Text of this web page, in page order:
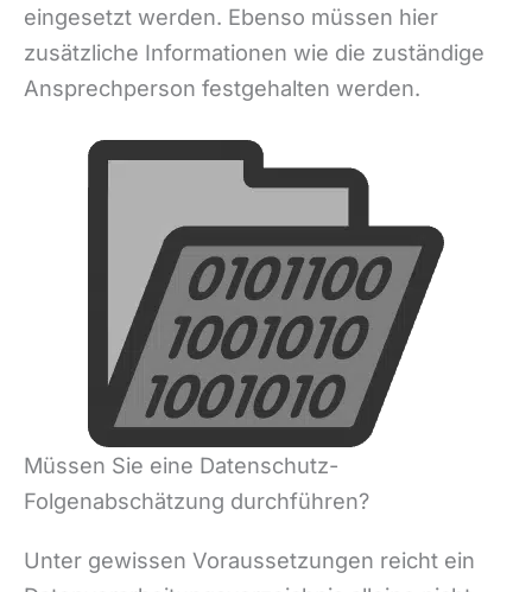
eingesetzt werden. Ebenso müssen hier
zusätzliche Informationen wie die zuständige
Ansprechperson festgehalten werden.
Müssen Sie eine Datenschutz-
Folgenabschätzung durchführen?
Unter gewissen Voraussetzungen reicht ein